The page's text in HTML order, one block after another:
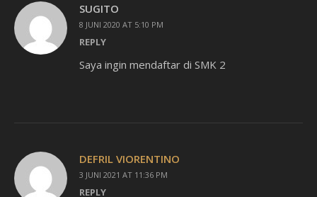
SUGITO
8 JUNI 2020 AT 5:10 PM
REPLY
Saya ingin mendaftar di SMK 2
DEFRIL VIORENTINO
3 JUNI 2021 AT 11:36 PM
REPLY